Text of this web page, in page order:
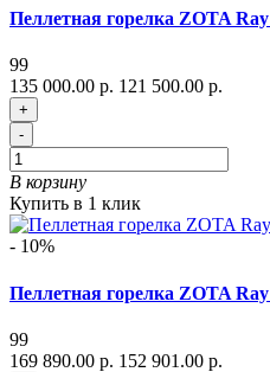
Пеллетная горелка ZOTA
99
135 000.00 р. 121 500.00 р.
+
-
В корзину
Купить в 1 клик
- 10%
Пеллетная горелка ZOTA
99
169 890.00 р. 152 901.00 р.